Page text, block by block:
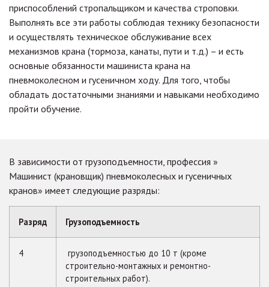
приспособлений стропальщиком и качества строповки.
Выполнять все эти работы соблюдая технику безопасности
и осуществлять техническое обслуживание всех
механизмов крана (тормоза, канаты, пути и т.д.) – и есть
основные обязанности машиниста крана на
пневмоколесном и гусеничном ходу. Для того, чтобы
обладать достаточными знаниями и навыками необходимо
пройти обучение.
В зависимости от грузоподъемности, профессия »
Машинист (крановщик) пневмоколесных и гусеничных
кранов» имеет следующие разряды:
Разряд Грузоподъемность
4
грузоподъемностью до 10 т (кроме
строительно-монтажных и ремонтно-
строительных работ).